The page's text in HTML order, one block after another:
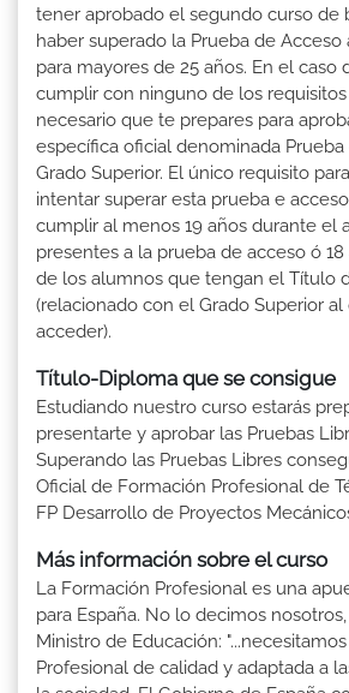
tener aprobado el segundo curso de
haber superado la Prueba de Acceso
para mayores de 25 años. En el caso
cumplir con ninguno de los
necesario que te prepares para
específica oficial denominada
Grado Superior. El único requisito
intentar superar esta prueba e
cumplir al menos 19 años durante el
presentes a la prueba de acceso ó
de los alumnos que tengan el Título
(relacionado con el Grado Superior
acceder).
Título-Diploma que se consigue
Estudiando nuestro curso estarás
presentarte y aprobar las Pruebas
Superando las Pruebas Libres
Oficial de Formación Profesional de
FP Desarrollo de Proyectos
Más información sobre el curso
La Formación Profesional es una
para España. No lo decimos
Ministro de Educación:
Profesional de calidad y adaptada a